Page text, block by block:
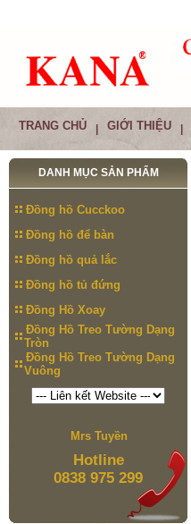
TRANG CHỦ GIỚI THIỆU
DANH MỤC SẢN PHẨM
Đồng hồ Cucckoo
Đồng hồ để bàn
Đồng hồ quả lắc
Đồng hồ tủ đứng
Đồng Hồ Xoay
Đồng Hồ Treo Tường Dạng
Tròn
Đồng Hồ Treo Tường Dạng
Vuông
Mrs Tuyền
Hotline
0838 975 299